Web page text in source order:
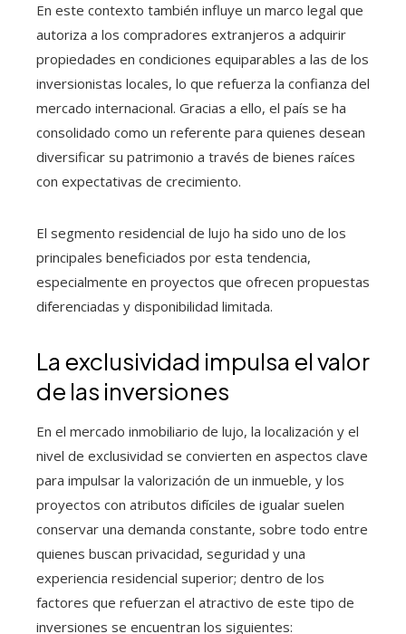
En este contexto también influye un marco legal que
autoriza a los compradores extranjeros a adquirir
propiedades en condiciones equiparables a las de los
inversionistas locales, lo que refuerza la confianza del
mercado internacional. Gracias a ello, el país se ha
consolidado como un referente para quienes desean
diversificar su patrimonio a través de bienes raíces
con expectativas de crecimiento.
El segmento residencial de lujo ha sido uno de los
principales beneficiados por esta tendencia,
especialmente en proyectos que ofrecen propuestas
diferenciadas y disponibilidad limitada.
La exclusividad impulsa el valor
de las inversiones
En el mercado inmobiliario de lujo, la localización y el
nivel de exclusividad se convierten en aspectos clave
para impulsar la valorización de un inmueble, y los
proyectos con atributos difíciles de igualar suelen
conservar una demanda constante, sobre todo entre
quienes buscan privacidad, seguridad y una
experiencia residencial superior; dentro de los
factores que refuerzan el atractivo de este tipo de
inversiones se encuentran los siguientes: